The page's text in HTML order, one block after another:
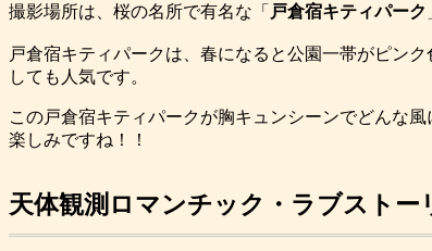
撮影場所は、桜の名所で有名な「 戸倉宿キティパーク
戸倉宿キティパークは、春になると公園一帯がピンク
しても人気です。
この戸倉宿キティパークが胸キュンシーンでどんな風
楽しみですね！！
天体観測ロマンチック・ラブストー